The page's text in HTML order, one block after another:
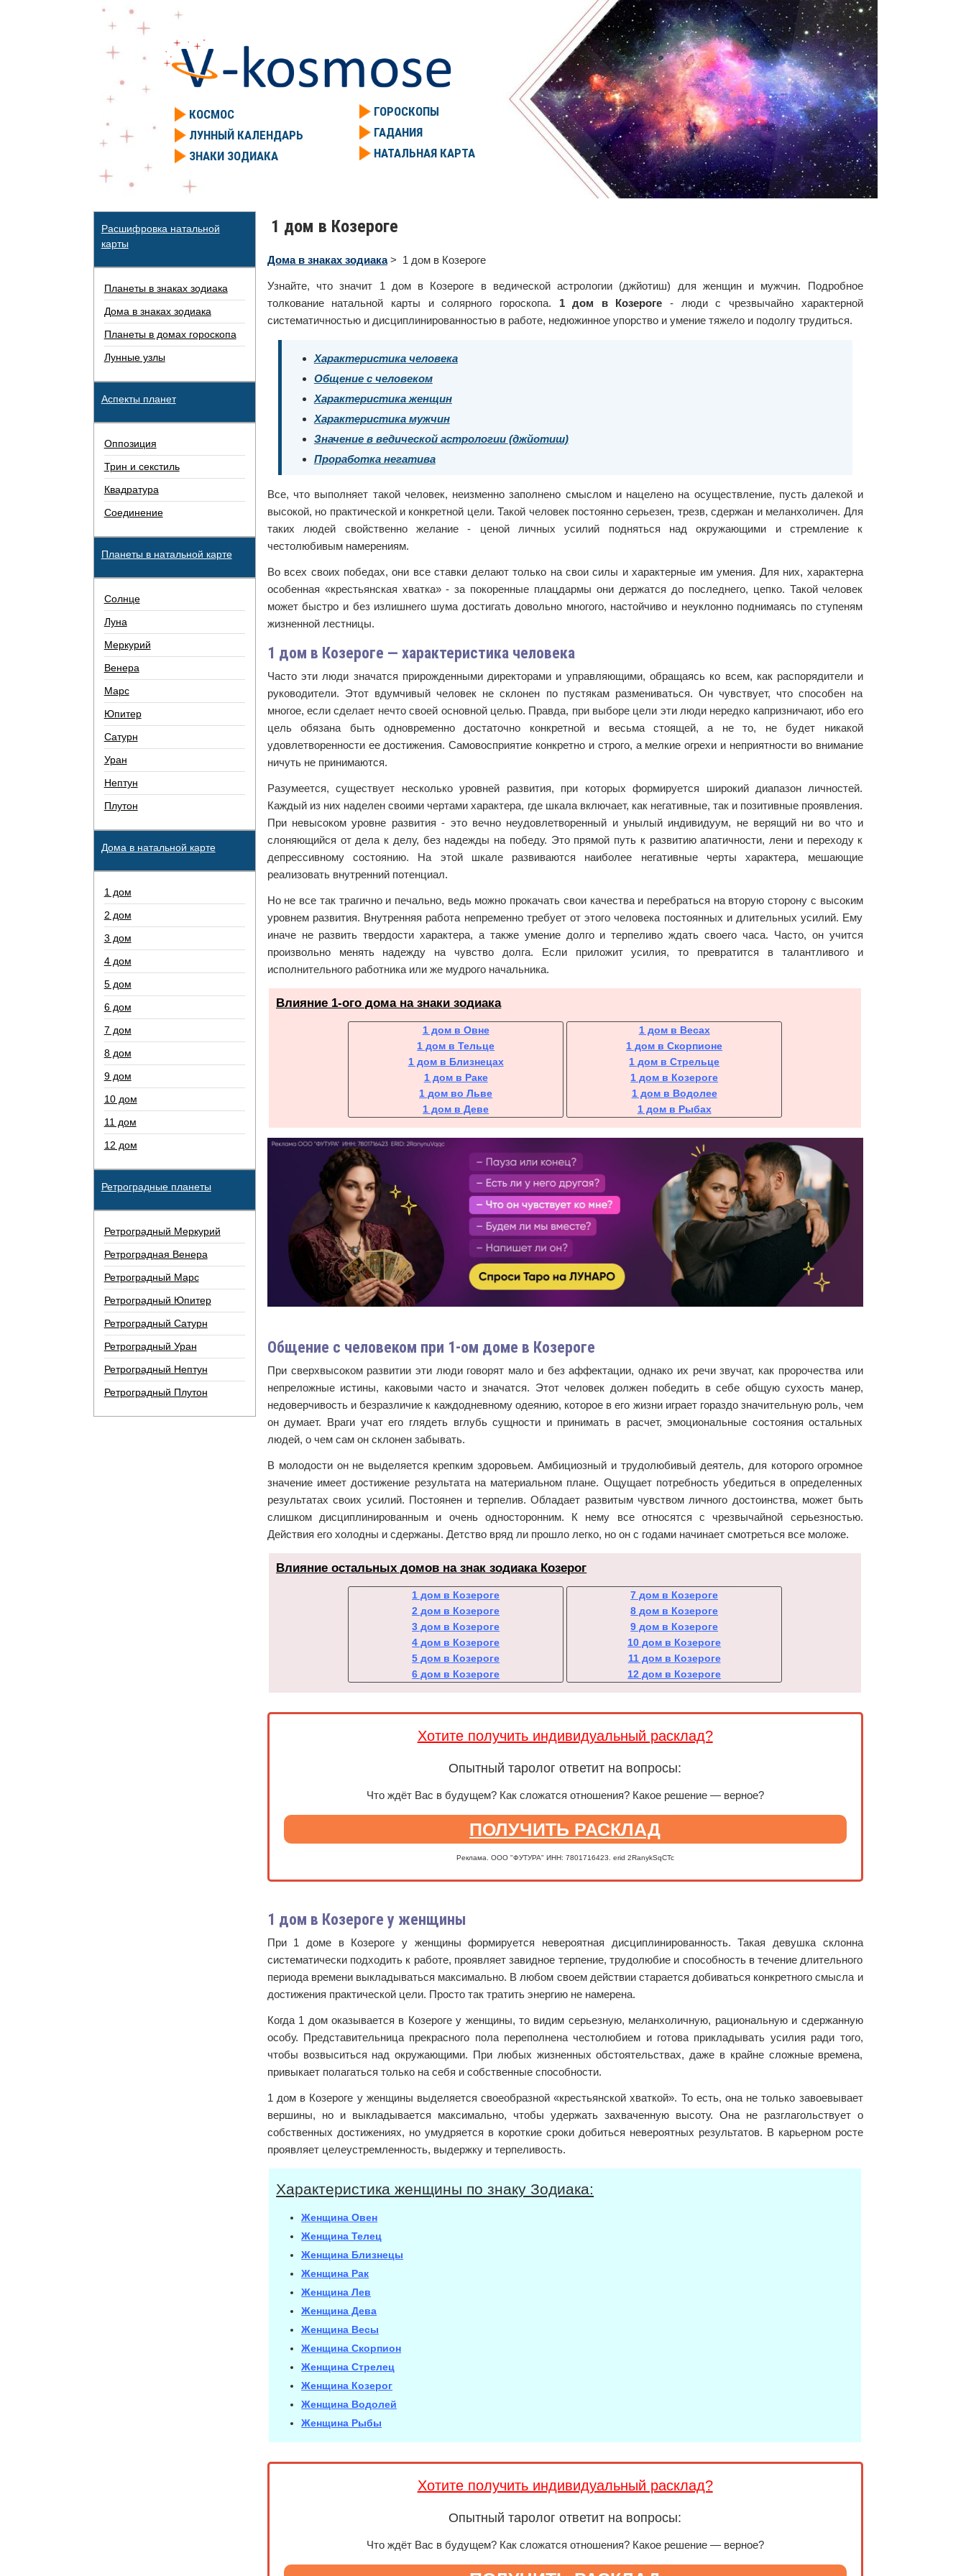
КОСМОС
ЛУННЫЙ КАЛЕНДАРЬ
ЗНАКИ ЗОДИАКА
ГОРОСКОПЫ
ГАДАНИЯ
НАТАЛЬНАЯ КАРТА
1 дом в Козероге
Дома в знаках зодиака> 1 дом в Козероге
Узнайте, что значит 1 дом в Козероге в ведической астрологии (джйотиш) для женщин и мужчин. Подробное
толкование натальной карты и солярного гороскопа. 1 дом в Козероге - люди с чрезвычайно характерной
систематичностью и дисциплинированностью в работе, недюжинное упорство и умение тяжело и подолгу трудиться.
Характеристика человека
Общение с человеком
Характеристика женщин
Характеристика мужчин
Значение в ведической астрологии (джйотиш)
Проработка негатива
Все, что выполняет такой человек, неизменно заполнено смыслом и нацелено на осуществление, пусть далекой и
высокой, но практической и конкретной цели. Такой человек постоянно серьезен, трезв, сдержан и меланхоличен. Для
таких людей свойственно желание - ценой личных усилий подняться над окружающими и стремление к
честолюбивым намерениям.
Во всех своих победах, они все ставки делают только на свои силы и характерные им умения. Для них, характерна
особенная «крестьянская хватка» - за покоренные плацдармы они держатся до последнего, цепко. Такой человек
может быстро и без излишнего шума достигать довольно многого, настойчиво и неуклонно поднимаясь по ступеням
жизненной лестницы.
1 дом в Козероге — характеристика человека
Часто эти люди значатся прирожденными директорами и управляющими, обращаясь ко всем, как распорядители и
руководители. Этот вдумчивый человек не склонен по пустякам размениваться. Он чувствует, что способен на
многое, если сделает нечто своей основной целью. Правда, при выборе цели эти люди нередко капризничают, ибо его
цель обязана быть одновременно достаточно конкретной и весьма стоящей, а не то, не будет никакой
удовлетворенности ее достижения. Самовосприятие конкретно и строго, а мелкие огрехи и неприятности во внимание
ничуть не принимаются.
Разумеется, существует несколько уровней развития, при которых формируется широкий диапазон личностей.
Каждый из них наделен своими чертами характера, где шкала включает, как негативные, так и позитивные проявления.
При невысоком уровне развития - это вечно неудовлетворенный и унылый индивидуум, не верящий ни во что и
слоняющийся от дела к делу, без надежды на победу. Это прямой путь к развитию апатичности, лени и переходу к
депрессивному состоянию. На этой шкале развиваются наиболее негативные черты характера, мешающие
реализовать внутренний потенциал.
Но не все так трагично и печально, ведь можно прокачать свои качества и перебраться на вторую сторону с высоким
уровнем развития. Внутренняя работа непременно требует от этого человека постоянных и длительных усилий. Ему
иначе не развить твердости характера, а также умение долго и терпеливо ждать своего часа. Часто, он учится
произвольно менять надежду на чувство долга. Если приложит усилия, то превратится в талантливого и
исполнительного работника или же мудрого начальника.
Влияние 1-ого дома на знаки зодиака
1 дом в Овне
1 дом в Тельце
1 дом в Близнецах
1 дом в Раке
1 дом во Льве
1 дом в Деве
1 дом в Весах
1 дом в Скорпионе
1 дом в Стрельце
1 дом в Козероге
1 дом в Водолее
1 дом в Рыбах
Общение с человеком при 1-ом доме в Козероге
При сверхвысоком развитии эти люди говорят мало и без аффектации, однако их речи звучат, как пророчества или
непреложные истины, каковыми часто и значатся. Этот человек должен победить в себе общую сухость манер,
недоверчивость и безразличие к каждодневному одеянию, которое в его жизни играет гораздо значительную роль, чем
он думает. Враги учат его глядеть вглубь сущности и принимать в расчет, эмоциональные состояния остальных
людей, о чем сам он склонен забывать.
В молодости он не выделяется крепким здоровьем. Амбициозный и трудолюбивый деятель, для которого огромное
значение имеет достижение результата на материальном плане. Ощущает потребность убедиться в определенных
результатах своих усилий. Постоянен и терпелив. Обладает развитым чувством личного достоинства, может быть
слишком дисциплинированным и очень односторонним. К нему все относятся с чрезвычайной серьезностью.
Действия его холодны и сдержаны. Детство вряд ли прошло легко, но он с годами начинает смотреться все моложе.
Влияние остальных домов на знак зодиака Козерог
1 дом в Козероге
2 дом в Козероге
3 дом в Козероге
4 дом в Козероге
5 дом в Козероге
6 дом в Козероге
7 дом в Козероге
8 дом в Козероге
9 дом в Козероге
10 дом в Козероге
11 дом в Козероге
12 дом в Козероге
Хотите получить индивидуальный расклад?
Опытный таролог ответит на вопросы:
Что ждёт Вас в будущем? Как сложатся отношения? Какое решение — верное?
ПОЛУЧИТЬ РАСКЛАД
Реклама. ООО "ФУТУРА" ИНН: 7801716423. erid 2RanykSqCTc
1 дом в Козероге у женщины
При 1 доме в Козероге у женщины формируется невероятная дисциплинированность. Такая девушка склонна
систематически подходить к работе, проявляет завидное терпение, трудолюбие и способность в течение длительного
периода времени выкладываться максимально. В любом своем действии старается добиваться конкретного смысла и
достижения практической цели. Просто так тратить энергию не намерена.
Когда 1 дом оказывается в Козероге у женщины, то видим серьезную, меланхоличную, рациональную и сдержанную
особу. Представительница прекрасного пола переполнена честолюбием и готова прикладывать усилия ради того,
чтобы возвыситься над окружающими. При любых жизненных обстоятельствах, даже в крайне сложные времена,
привыкает полагаться только на себя и собственные способности.
1 дом в Козероге у женщины выделяется своеобразной «крестьянской хваткой». То есть, она не только завоевывает
вершины, но и выкладывается максимально, чтобы удержать захваченную высоту. Она не разглагольствует о
собственных достижениях, но умудряется в короткие сроки добиться невероятных результатов. В карьерном росте
проявляет целеустремленность, выдержку и терпеливость.
Характеристика женщины по знаку Зодиака:
Женщина Овен
Женщина Телец
Женщина Близнецы
Женщина Рак
Женщина Лев
Женщина Дева
Женщина Весы
Женщина Скорпион
Женщина Стрелец
Женщина Козерог
Женщина Водолей
Женщина Рыбы
Хотите получить индивидуальный расклад?
Опытный таролог ответит на вопросы:
Что ждёт Вас в будущем? Как сложатся отношения? Какое решение — верное?
Расшифровка натальной
карты
Планеты в знаках зодиака
Дома в знаках зодиака
Планеты в домах гороскопа
Лунные узлы
Аспекты планет
Оппозиция
Трин и секстиль
Квадратура
Соединение
Планеты в натальной карте
Солнце
Луна
Меркурий
Венера
Марс
Юпитер
Сатурн
Уран
Нептун
Плутон
Дома в натальной карте
1 дом
2 дом
3 дом
4 дом
5 дом
6 дом
7 дом
8 дом
9 дом
10 дом
11 дом
12 дом
Ретроградные планеты
Ретроградный Меркурий
Ретроградная Венера
Ретроградный Марс
Ретроградный Юпитер
Ретроградный Сатурн
Ретроградный Уран
Ретроградный Нептун
Ретроградный Плутон